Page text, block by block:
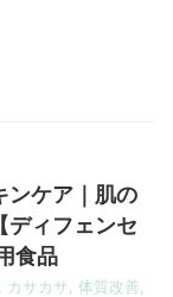
ンケア｜肌の
ディフェンセ
食品
カサカサ 体質改善